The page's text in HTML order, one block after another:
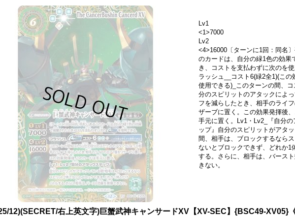
Lv1
<1>7000
Lv2
<4>16000〔ターンに1回：同名
のカードは、自分の緑1色の効果
き、コストを支払わずに次のを
ラッシュ__コスト6(緑2全1)(この
使用できる)_このターンの間、コ
分のスピリットのアタックによ
フを減らしたとき、相手のライ
ザーブに置く。この効果発揮後
手元に置く。Lv1・Lv2_『自分の
ップ』自分のスピリットがアタ
間、相手は、ブロックするなら
ないとブロックできず、どれか1
する。さらに、相手は、バース
きない。
12)(SECRET/右上英文字)巨蟹武神キャンサードXV【XV-SEC】{BSC49-XV05}《